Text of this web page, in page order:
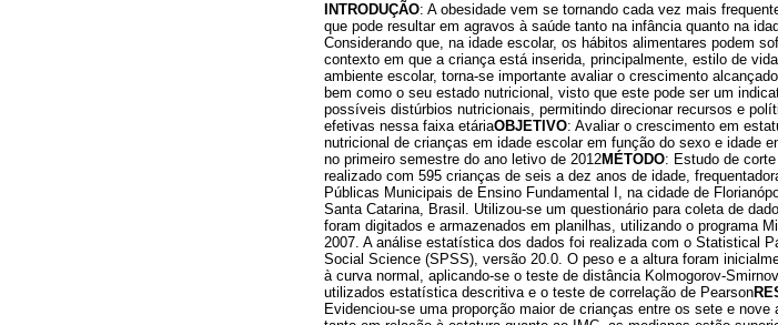
INTRODUÇÃO: A obesidade vem se tornando cada vez mais
que pode resultar em agravos à saúde tanto na infância quanto na
Considerando que, na idade escolar, os hábitos alimentares podem
contexto em que a criança está inserida, principalmente, estilo de
ambiente escolar, torna-se importante avaliar o crescimento
bem como o seu estado nutricional, visto que este pode ser um
possíveis distúrbios nutricionais, permitindo direcionar recursos e
efetivas nessa faixa etáriaOBJETIVO: Avaliar o crescimento em
nutricional de crianças em idade escolar em função do sexo e idade
no primeiro semestre do ano letivo de 2012MÉTODO: Estudo de
realizado com 595 crianças de seis a dez anos de idade,
Públicas Municipais de Ensino Fundamental I, na cidade de
Santa Catarina, Brasil. Utilizou-se um questionário para coleta de
foram digitados e armazenados em planilhas, utilizando o programa
2007. A análise estatística dos dados foi realizada com o Statistical
Social Science (SPSS), versão 20.0. O peso e a altura foram
à curva normal, aplicando-se o teste de distância Kolmogorov-
utilizados estatística descritiva e o teste de correlação de Pearson
Evidenciou-se uma proporção maior de crianças entre os sete e nove